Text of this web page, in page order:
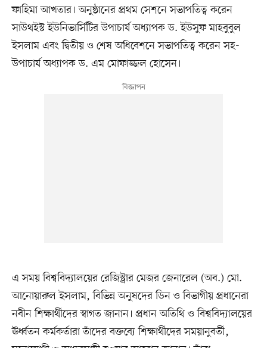
ফাহিমা আখতার। অনুষ্ঠানের প্রথম সেশনে সভাপতিত্ব করেন
সাউথইস্ট ইউনিভার্সিটির উপাচার্য অধ্যাপক ড. ইউসুফ মাহবুবুল
ইসলাম এবং দ্বিতীয় ও শেষ অধিবেশনে সভাপতিত্ব করেন সহ-
উপাচার্য অধ্যাপক ড. এম মোফাজ্জল হোসেন।
এ সময় বিশ্ববিদ্যালয়ের রেজিস্ট্রার মেজর জেনারেল (অব.) মো.
আনোয়ারুল ইসলাম, বিভিন্ন অনুষদের ডিন ও বিভাগীয় প্রধানেরা
নবীন শিক্ষার্থীদের স্বাগত জানান। প্রধান অতিথি ও বিশ্ববিদ্যালয়ের
ঊর্ধ্বতন কর্মকর্তারা তাঁদের বক্তব্যে শিক্ষার্থীদের সময়ানুবর্তী,